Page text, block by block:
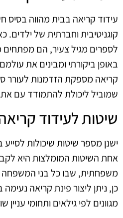
עידוד קריאה בבית מהווה
קוגניטיבית וחברתית של ילדים.
לספרים מגיל צעיר, הם מפתחים
באופן ביקורתי ומבינים את
קריאה מספקת הזדמנות לעורר
שמוביל ליכולת להתמודד עם
שיטות לעידוד
ישנן מספר שיטות שיכולות
אחת השיטות המומלצות היא
משפחתית, שבו כל בני המשפחה
כן, ניתן ליצור פינת קריאה
מגוונים לפי גילאים ותחומי עניין